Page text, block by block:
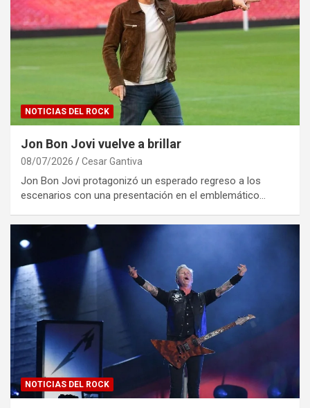
NOTICIAS DEL ROCK
Jon Bon Jovi vuelve a brillar
08/07/2026 Cesar Gantiva
Jon Bon Jovi protagonizó un esperado regreso a los
escenarios con una presentación en el emblemático…
NOTICIAS DEL ROCK